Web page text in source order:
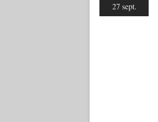
27 sept.